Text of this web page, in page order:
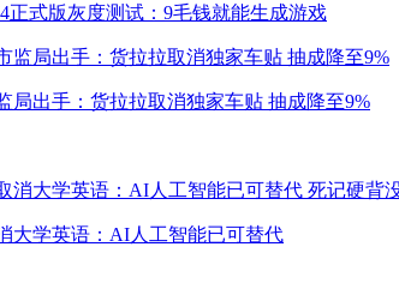
正式版灰度测试：9毛钱就能生成游戏
局出手：货拉拉取消独家车贴 抽成降至9%
大学英语：AI人工智能已可替代